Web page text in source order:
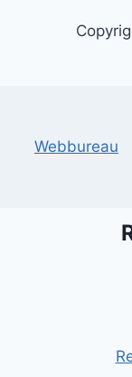
Webbureau